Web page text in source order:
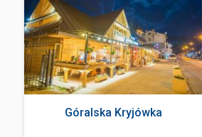
Góralska Kryjówka